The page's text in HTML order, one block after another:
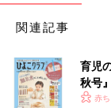
関連記事
育児
秋号
いっ
赤